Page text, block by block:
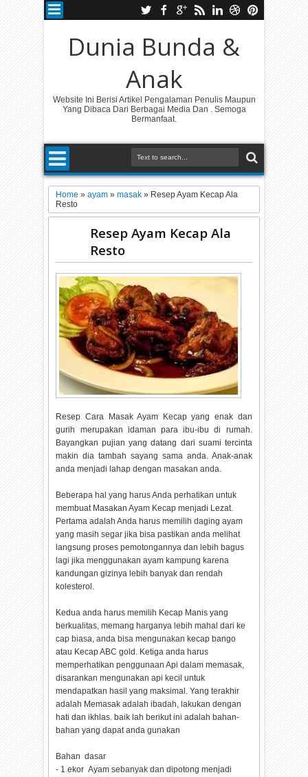
Dunia Bunda &
Anak
Website Ini Berisi Artikel Pengalaman Penulis Maupun
Yang Dibaca Dari Berbagai Media Dan . Semoga
Bermanfaat.
Home»ayam»masak» Resep Ayam Kecap Ala
Resto
Resep Ayam Kecap Ala
Resto
Resep Cara Masak Ayam Kecap yang enak dan
gurih merupakan idaman para ibu-ibu di rumah.
Bayangkan pujian yang datang dari suami tercinta
makin dia tambah sayang sama anda. Anak-anak
anda menjadi lahap dengan masakan anda.
Beberapa hal yang harus Anda perhatikan untuk
membuat Masakan Ayam Kecap menjadi Lezat.
Pertama adalah Anda harus memilih daging ayam
yang masih segar jika bisa pastikan anda melihat
langsung proses pemotongannya dan lebih bagus
lagi jika menggunakan ayam kampung karena
kandungan gizinya lebih banyak dan rendah
kolesterol.
Kedua anda harus memilih Kecap Manis yang
berkualitas, memang harganya lebih mahal dari ke
cap biasa, anda bisa mengunakan kecap bango
atau Kecap ABC gold. Ketiga anda harus
memperhatikan penggunaan Api dalam memasak,
disarankan mengunakan api kecil untuk
mendapatkan hasil yang maksimal. Yang terakhir
adalah Memasak adalah ibadah, lakukan dengan
hati dan ikhlas. baik lah berikut ini adalah bahan-
bahan yang dapat anda gunakan
Bahan dasar
- 1 ekor Ayam sebanyak dan dipotong menjadi